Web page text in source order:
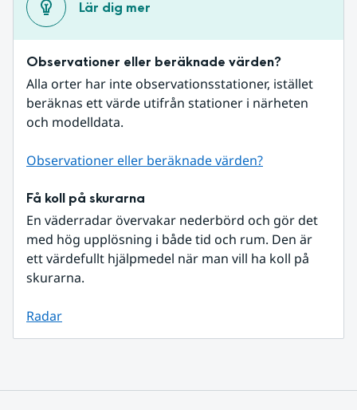
Lär dig mer
Observationer eller beräknade värden?
Alla orter har inte observationsstationer, istället
beräknas ett värde utifrån stationer i närheten
och modelldata.
Observationer eller beräknade värden?
Få koll på skurarna
En väderradar övervakar nederbörd och gör det
med hög upplösning i både tid och rum. Den är
ett värdefullt hjälpmedel när man vill ha koll på
skurarna.
Radar